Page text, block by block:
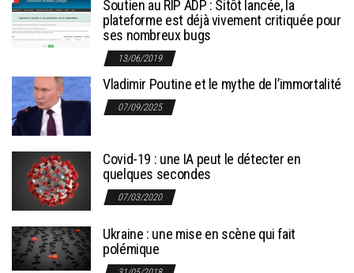
Soutien au RIP ADP : Sitôt lancée, la
plateforme est déjà vivement critiquée pour
ses nombreux bugs
13/06/2019
Vladimir Poutine et le mythe de l’immortalité
07/09/2025
Covid-19 : une IA peut le détecter en
quelques secondes
07/03/2020
Ukraine : une mise en scène qui fait
polémique